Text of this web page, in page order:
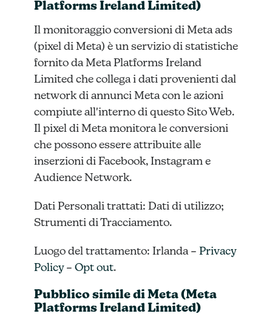
Platforms Ireland Limited)
Il monitoraggio conversioni di Meta ads
(pixel di Meta) è un servizio di statistiche
fornito da Meta Platforms Ireland
Limited che collega i dati provenienti dal
network di annunci Meta con le azioni
compiute all'interno di questo Sito Web.
Il pixel di Meta monitora le conversioni
che possono essere attribuite alle
inserzioni di Facebook, Instagram e
Audience Network.
Dati Personali trattati: Dati di utilizzo;
Strumenti di Tracciamento.
Luogo del trattamento: Irlanda – Privacy
Policy– Opt out.
Pubblico simile di Meta (Meta
Platforms Ireland Limited)